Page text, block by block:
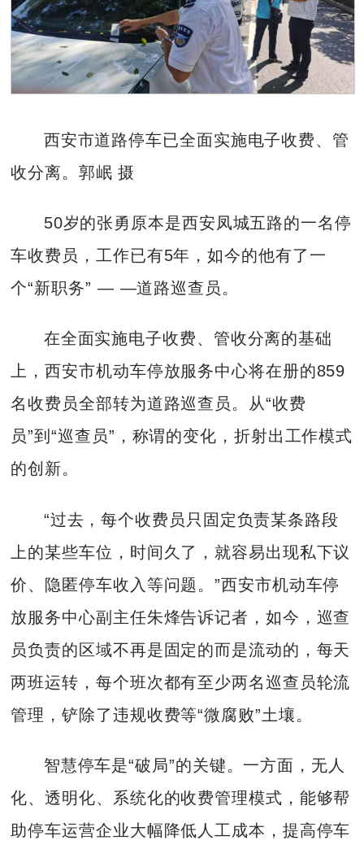
西安市道路停车已全面实施电子收费、管
收分离。郭岷 摄
50岁的张勇原本是西安凤城五路的一名停
车收费员，工作已有5年，如今的他有了一
个“新职务” — —道路巡查员。
在全面实施电子收费、管收分离的基础
上，西安市机动车停放服务中心将在册的859
名收费员全部转为道路巡查员。从“收费
员”到“巡查员”，称谓的变化，折射出工作模式
的创新。
“过去，每个收费员只固定负责某条路段
上的某些车位，时间久了，就容易出现私下议
价、隐匿停车收入等问题。”西安市机动车停
放服务中心副主任朱烽告诉记者，如今，巡查
员负责的区域不再是固定的而是流动的，每天
两班运转，每个班次都有至少两名巡查员轮流
管理，铲除了违规收费等“微腐败”土壤。
智慧停车是“破局”的关键。一方面，无人
化、透明化、系统化的收费管理模式，能够帮
助停车运营企业大幅降低人工成本，提高停车